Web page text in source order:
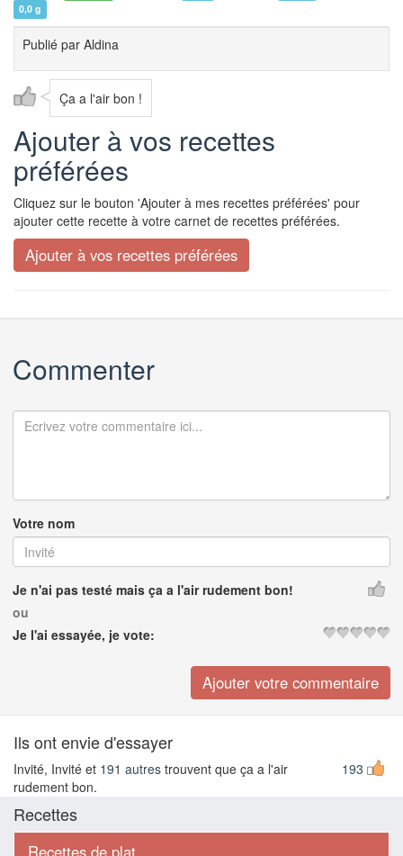
0,0 g
Publié par Aldina
Ça a l'air bon !
Ajouter à vos recettes
préférées
Cliquez sur le bouton 'Ajouter à mes recettes préférées' pour
ajouter cette recette à votre carnet de recettes préférées.
Commenter
Votre nom
Je n'ai pas testé mais ça a l'air rudement bon!
ou
Je l'ai essayée, je vote:
Ils ont envie d'essayer
193
Invité, Invité et 191 autres trouvent que ça a l'air
rudement bon.
Recettes
Recettes de plat